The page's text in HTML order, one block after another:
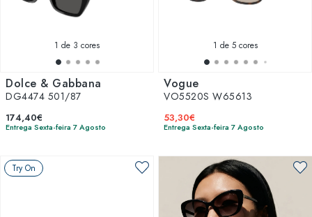
1 de 3 cores
Dolce & Gabbana
DG4474 501/87
174,40€
Entrega Sexta-feira 7 Agosto
1 de 5 cores
Vogue
VO5520S W65613
53,30€
Entrega Sexta-feira 7 Agosto
Try On